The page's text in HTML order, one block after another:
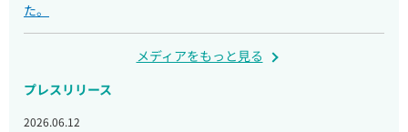
た。
メディアをもっと見る
プレスリリース
2026.06.12